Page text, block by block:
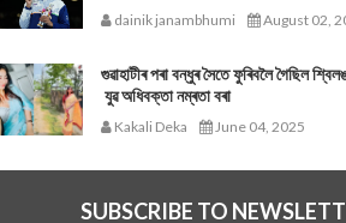
dainik janambhumi August 02,
গুৱাহাটীৰ পৰা বন্ধুৰ সৈতে ফুৰিবলৈ গৈছিল
যুৱ অধিবক্তা নম্ৰতা বৰা
Kakali Deka June 04, 2025
SUBSCRIBE TO